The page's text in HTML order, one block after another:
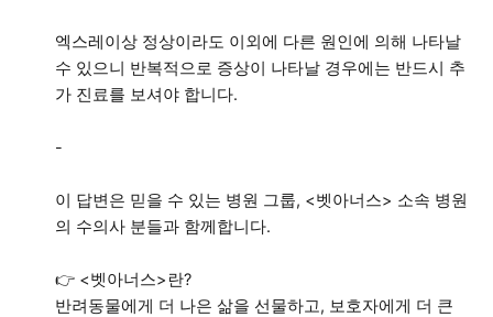
엑스레이상 정상이라도 이외에 다른 원인에 의해 나타날
수 있으니 반복적으로 증상이 나타날 경우에는 반드시 추
가 진료를 보셔야 합니다.
-
이 답변은 믿을 수 있는 병원 그룹, <벳아너스> 소속 병원
의 수의사 분들과 함께합니다.
👉 <벳아너스>란?
반려동물에게 더 나은 삶을 선물하고, 보호자에게 더 큰